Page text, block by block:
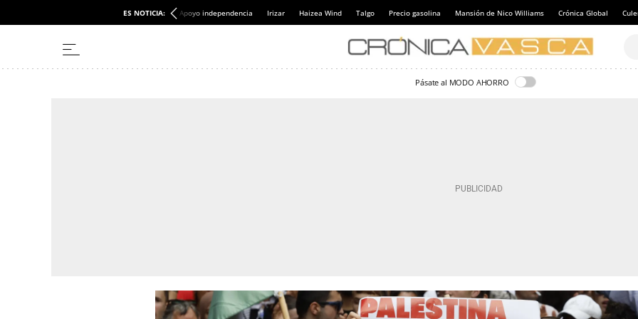
ES NOTICIA: Apoyo independencia Irizar Haizea Wind Talgo Precio gasolina Mansión de Nico Williams Crónica Global
Pásate al MODO AHORRO